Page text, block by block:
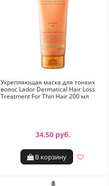
Укрепляющая маска для тонких
волос Lador Dermatical Hair Loss
Treatment For Thin Hair 200 мл
34.50 руб.
В корзину